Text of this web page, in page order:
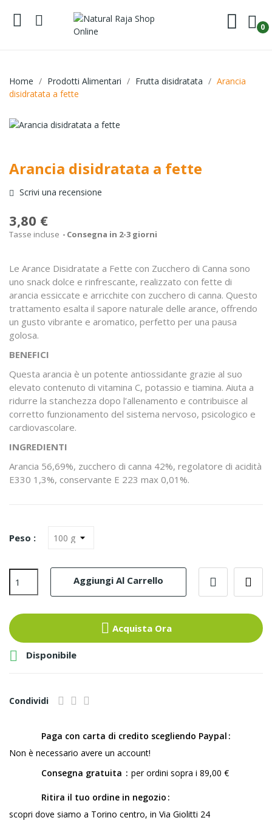
0
Home Prodotti Alimentari Frutta disidratata
Arancia
disidratata a fette
Arancia disidratata a fette
Scrivi una recensione
3,80 €
Tasse incluse Consegna in 2-3 giorni
Le Arance Disidratate a Fette con Zucchero di Canna sono
uno snack dolce e rinfrescante, realizzato con fette di
arancia essiccate e arricchite con zucchero di canna. Questo
trattamento esalta il sapore naturale delle arance, offrendo
un gusto vibrante e aromatico, perfetto per una pausa
golosa.
BENEFICI
Questa arancia è un potente antiossidante grazie al suo
elevato contenuto di vitamina C, potassio e tiamina. Aiuta a
ridurre la stanchezza dopo l’allenamento e contribuisce al
corretto funzionamento del sistema nervoso, psicologico e
cardiovascolare.
INGREDIENTI
Arancia 56,69%, zucchero di canna 42%, regolatore di acidità
E330 1,3%, conservante E 223 max 0,01%.
Peso :
Aggiungi Al Carrello
Acquista Ora
 Disponibile
Condividi
Paga con carta di credito scegliendo Paypal
Non è necessario avere un account!
Consegna gratuita
per ordini sopra i 89,00 €
Ritira il tuo ordine in negozio
scopri dove siamo a Torino centro, in Via Giolitti 24